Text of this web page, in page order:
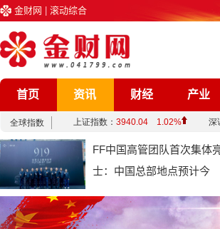
金财网 滚动综合
首页 资讯 财经 产业
企业 文化 娱乐
综合
FF中国高管团队首次集体
士：中国总部地点预计今